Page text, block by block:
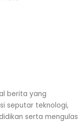
berita yang
seputar teknologi,
serta mengulas